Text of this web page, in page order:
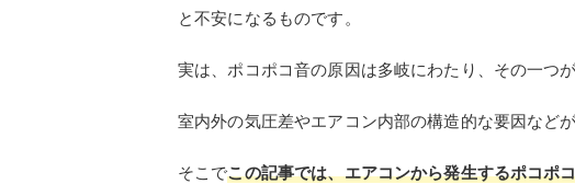
と不安になるものです。
実は、ポコポコ音の原因は多岐にわたり、その一つ
室内外の気圧差やエアコン内部の構造的な要因など
そこでこの記事では、エアコンから発生するポコポ